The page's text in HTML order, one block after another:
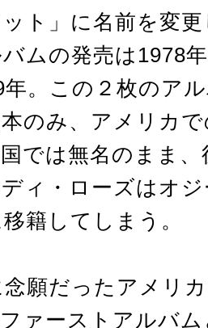
ト」に名前を変
ムの発売は1978
。この２枚のア
のみ、アメリカ
では無名のまま
ィ・ローズはオ
籍してしまう。
念願だったアメリ
ァーストアルバ